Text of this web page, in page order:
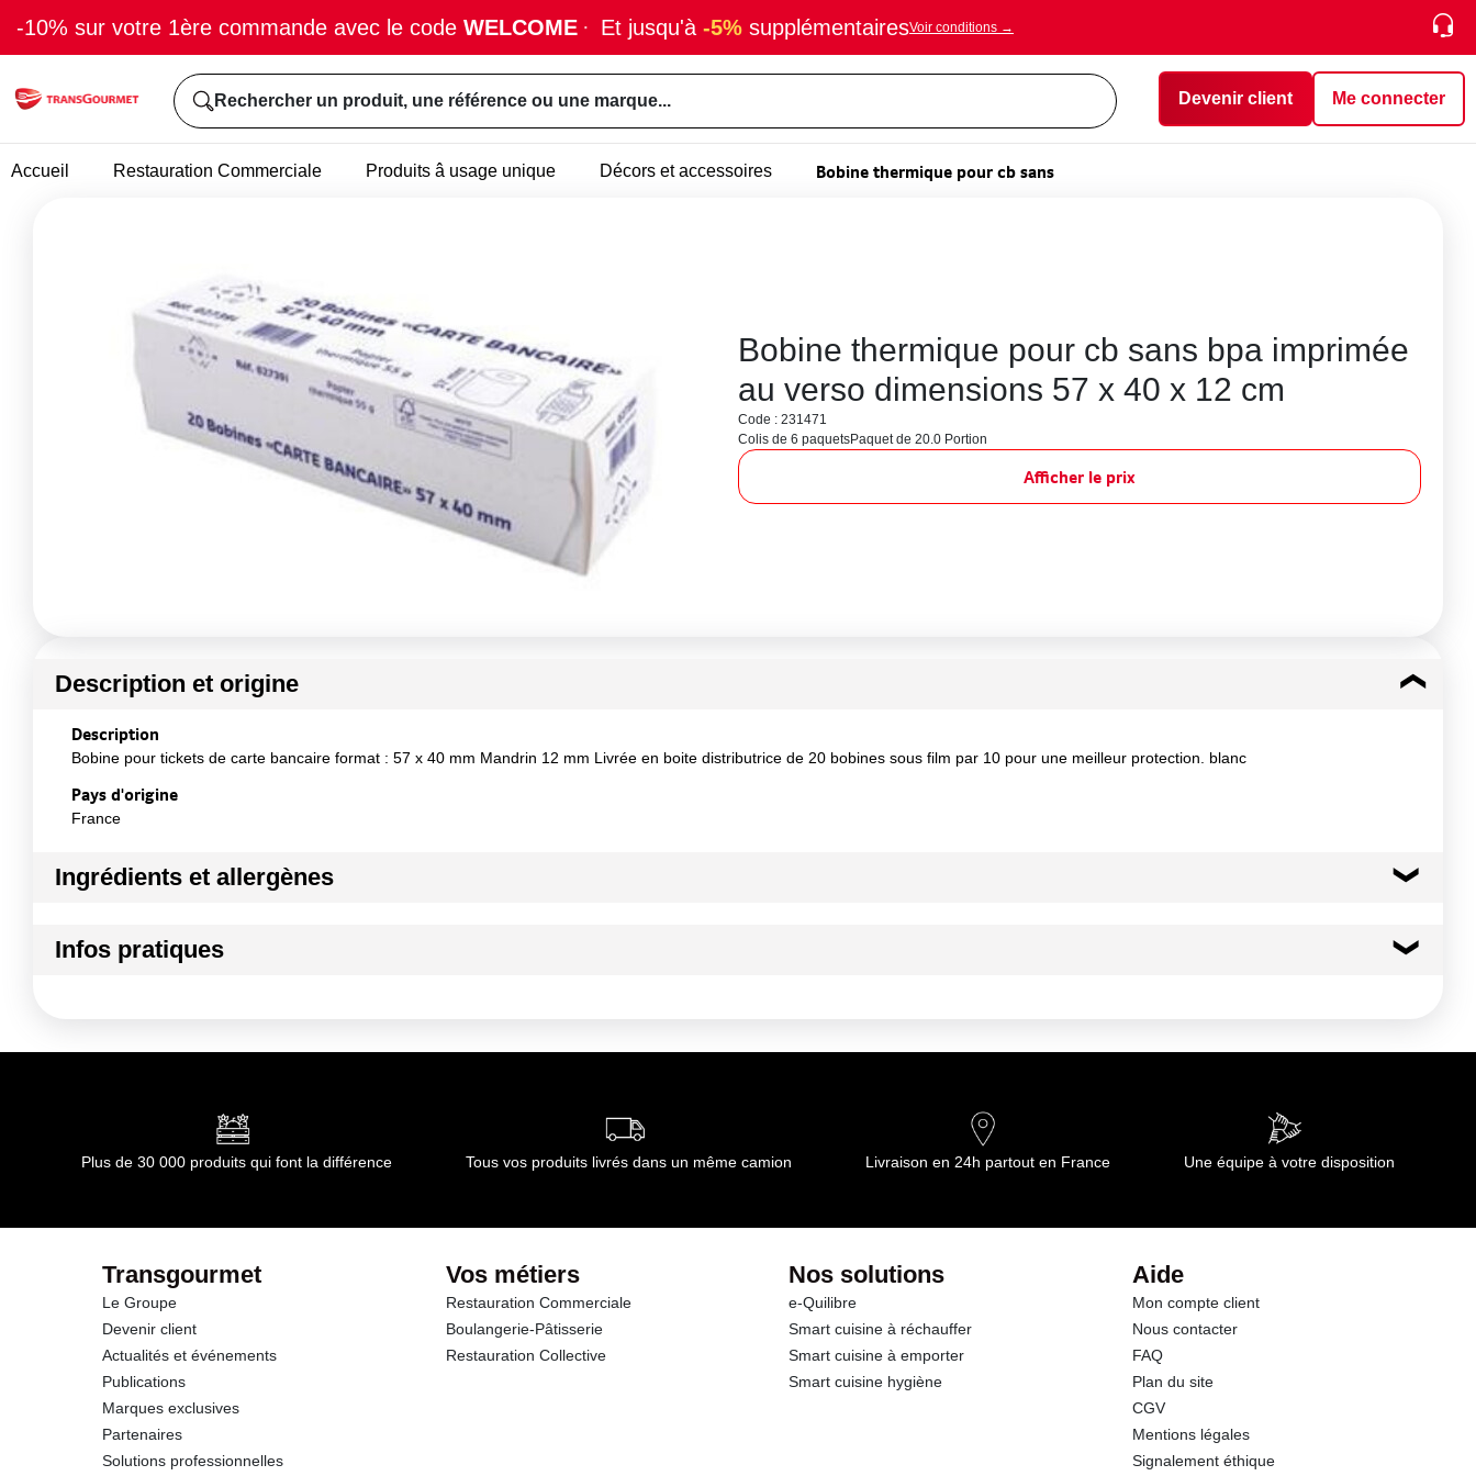
-10% sur votre 1ère commande avec le code WELCOME · Et jusqu'à -5% supplémentairesVoir conditions →
Rechercher un produit, une référence ou une marque... Devenir client Me connecter
Accueil Restauration Commerciale Produits â usage unique Décors et accessoires Bobine thermique pour cb sans
Bobine thermique pour cb sans bpa imprimée
au verso dimensions 57 x 40 x 12 cm
Code : 231471
Colis de 6 paquetsPaquet de 20.0 Portion
Afficher le prix
Description et origine
Description
Bobine pour tickets de carte bancaire format : 57 x 40 mm Mandrin 12 mm Livrée en boite distributrice de 20 bobines sous film par 10 pour une meilleur protection. blanc
Pays d'origine
France
Ingrédients et allergènes
Papier haute sensibilité, sans bisphénol A, garantissant une bonne lisibilité de l'impression. papier certifié FSC
Infos pratiques
Conformément aux informations transmises par le(s) fournisseur(s) de Transgourmet Opérations
Plus de 30 000 produits qui font la différence Tous vos produits livrés dans un même camion Livraison en 24h partout en France Une équipe à votre disposition
Transgourmet
Le Groupe
Devenir client
Actualités et événements
Publications
Marques exclusives
Partenaires
Solutions professionnelles
Vos métiers
Restauration Commerciale
Boulangerie-Pâtisserie
Restauration Collective
Nos solutions
e-Quilibre
Smart cuisine à réchauffer
Smart cuisine à emporter
Smart cuisine hygiène
Aide
Mon compte client
Nous contacter
FAQ
Plan du site
CGV
Mentions légales
Signalement éthique